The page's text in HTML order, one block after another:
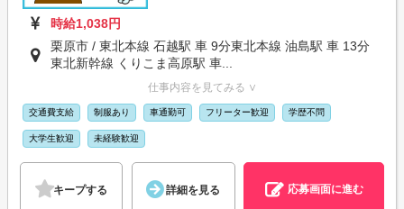
時給1,038円
栗原市 / 東北本線 石越駅 車 9分東北本線 油島駅 車 13分
東北新幹線 くりこま高原駅 車...
仕事内容を見てみる ∨
交通費支給 制服あり 車通勤可 フリーター歓迎 学歴不問
大学生歓迎 未経験歓迎
キープする 詳細を見る 応募画面に進む